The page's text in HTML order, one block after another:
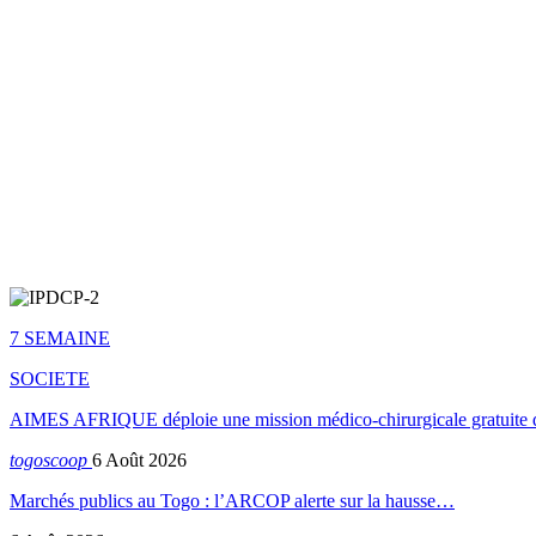
7 SEMAINE
SOCIETE
AIMES AFRIQUE déploie une mission médico-chirurgicale gratuite
togoscoop 6 Août 2026
Marchés publics au Togo : l’ARCOP alerte sur la hausse…